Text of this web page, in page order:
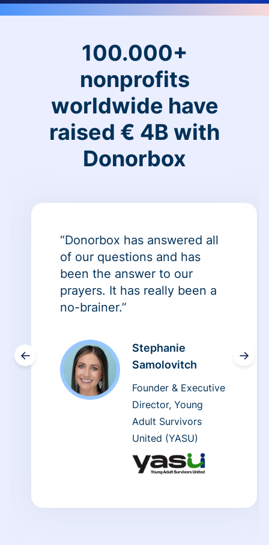
100.000+
nonprofits
worldwide have
raised € 4B with
Donorbox
←
“Donorbox has answered all
of our questions and has
been the answer to our
prayers. It has really been a
no-brainer.”
Stephanie
Samolovitch
Founder & Executive
Director, Young
Adult Survivors
United (YASU)
→